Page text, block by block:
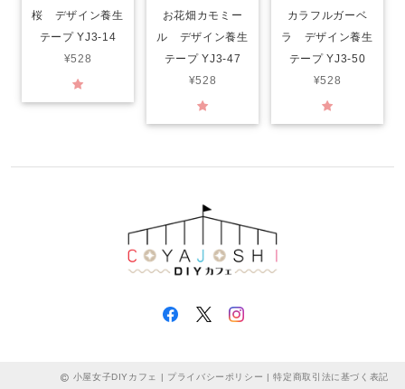
桜 デザイン養生
テープ YJ3-14
¥528
お花畑カモミー
ル デザイン養生
テープ YJ3-47
¥528
カラフルガーベ
ラ デザイン養生
テープ YJ3-50
¥528
小屋女子DIYカフェ | プライバシーポリシー |特定商取引法に基づく表記